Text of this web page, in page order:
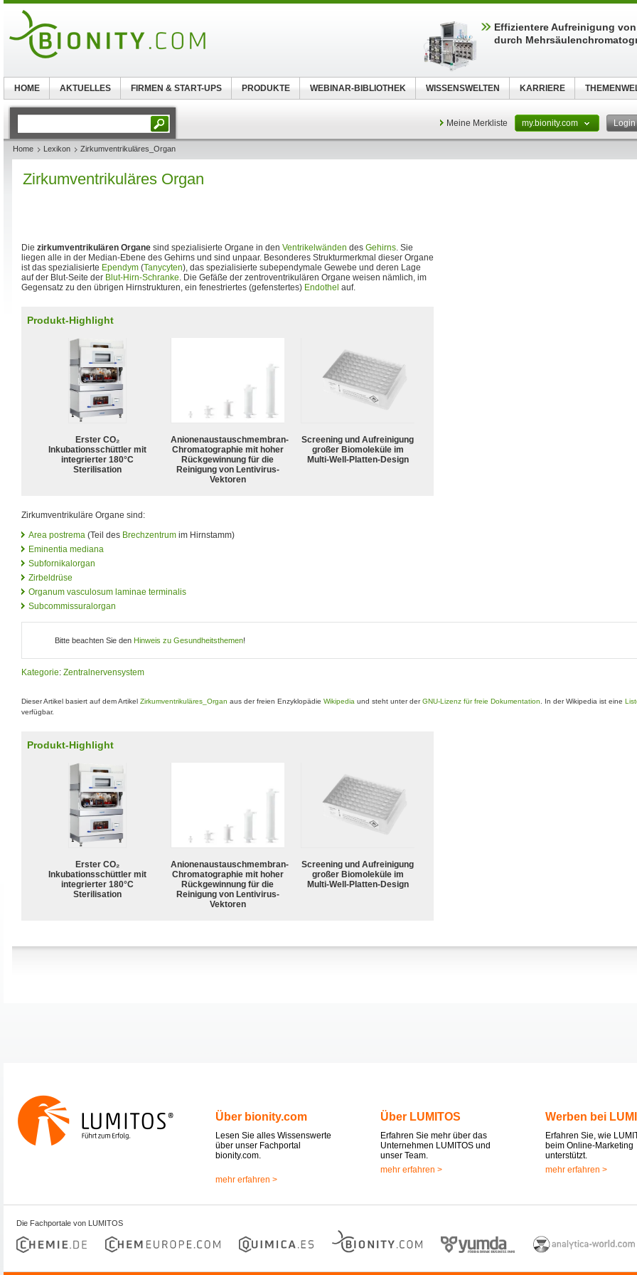
Meine Merkliste my.bionity.com Login
Home Lexikon Zirkumventrikuläres_Organ
Zirkumventrikuläres Organ
Die zirkumventrikulären Organe sind spezialisierte Organe in den Ventrikelwänden des Gehirns. Sie
liegen alle in der Median-Ebene des Gehirns und sind unpaar. Besonderes Strukturmerkmal dieser Organe
ist das spezialisierte Ependym (Tanycyten), das spezialisierte subependymale Gewebe und deren Lage
auf der Blut-Seite der Blut-Hirn-Schranke. Die Gefäße der zentroventrikulären Organe weisen nämlich, im
Gegensatz zu den übrigen Hirnstrukturen, ein fenestriertes (gefenstertes) Endothel auf.
Produkt-Highlight
Erster CO₂
Inkubationsschüttler mit
integrierter 180°C
Sterilisation
Anionenaustauschmembran-
Chromatographie mit hoher
Rückgewinnung für die
Reinigung von Lentivirus-
Vektoren
Screening und Aufreinigung
großer Biomoleküle im
Multi-Well-Platten-Design
Zirkumventrikuläre Organe sind:
Area postrema (Teil des Brechzentrum im Hirnstamm)
Eminentia mediana
Subfornikalorgan
Zirbeldrüse
Organum vasculosum laminae terminalis
Subcommissuralorgan
Bitte beachten Sie den Hinweis zu Gesundheitsthemen!
Kategorie: Zentralnervensystem
Dieser Artikel basiert auf dem Artikel Zirkumventrikuläres_Organ aus der freien Enzyklopädie Wikipedia und steht unter derGNU-Lizenz für freie Dokumentation . In der Wikipedia ist eine
verfügbar.
Produkt-Highlight
Erster CO₂
Inkubationsschüttler mit
integrierter 180°C
Sterilisation
Anionenaustauschmembran-
Chromatographie mit hoher
Rückgewinnung für die
Reinigung von Lentivirus-
Vektoren
Screening und Aufreinigung
großer Biomoleküle im
Multi-Well-Platten-Design
Über bionity.com
Lesen Sie alles Wissenswerte
über unser Fachportal
bionity.com.
mehr erfahren >
Über LUMITOS
Erfahren Sie mehr über das
Unternehmen LUMITOS und
unser Team.
mehr erfahren >
Werben bei
Erfahren Sie, wie
beim Online-Marketing
unterstützt.
mehr erfahren >
Die Fachportale von LUMITOS
Effizientere Aufreinigung
durch
HOME AKTUELLES FIRMEN & START-UPS PRODUKTE WEBINAR-BIBLIOTHEK WISSENSWELTEN KARRIERE